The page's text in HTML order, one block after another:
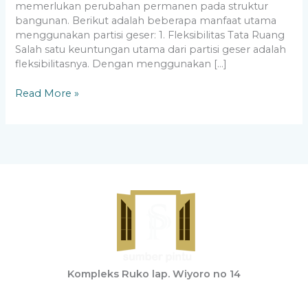
memerlukan perubahan permanen pada struktur
bangunan. Berikut adalah beberapa manfaat utama
menggunakan partisi geser: 1. Fleksibilitas Tata Ruang
Salah satu keuntungan utama dari partisi geser adalah
fleksibilitasnya. Dengan menggunakan […]
Read More »
Kompleks Ruko lap. Wiyoro no 14